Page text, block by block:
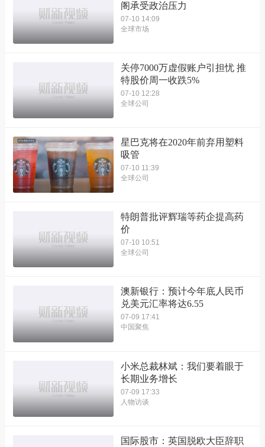
阁承受政治压力
07-10 14:09
全球市场
关停7000万虚假账户引担忧 推
特股价周一收跌5%
07-10 12:28
全球公司
星巴克将在2020年前弃用塑料
吸管
07-10 11:39
全球公司
特朗普批评辉瑞等药企提高药
价
07-10 10:51
全球公司
澳新银行：预计今年底人民币
兑美元汇率将达6.55
07-09 17:41
中国聚焦
小米总裁林斌：我们要着眼于
长期业务增长
07-09 17:33
人物访谈
国际股市：英国脱欧大臣辞职